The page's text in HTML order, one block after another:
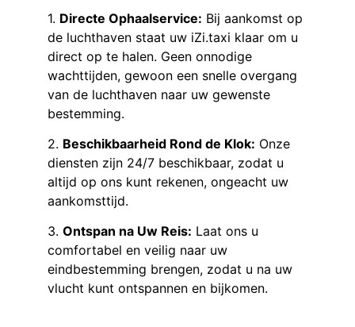
1. Directe Ophaalservice: Bij aankomst op
de luchthaven staat uw iZi.taxi klaar om u
direct op te halen. Geen onnodige
wachttijden, gewoon een snelle overgang
van de luchthaven naar uw gewenste
bestemming.
2. Beschikbaarheid Rond de Klok: Onze
diensten zijn 24/7 beschikbaar, zodat u
altijd op ons kunt rekenen, ongeacht uw
aankomsttijd.
3. Ontspan na Uw Reis: Laat ons u
comfortabel en veilig naar uw
eindbestemming brengen, zodat u na uw
vlucht kunt ontspannen en bijkomen.